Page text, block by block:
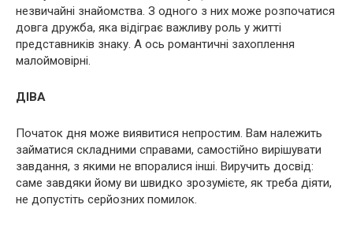
незвичайні знайомства. З одного з них може розпочатися
довга дружба, яка відіграє важливу роль у житті
представників знаку. А ось романтичні захоплення
малоймовірні.
ДІВА
Початок дня може виявитися непростим. Вам належить
займатися складними справами, самостійно вирішувати
завдання, з якими не впоралися інші. Виручить досвід:
саме завдяки йому ви швидко зрозумієте, як треба діяти,
не допустіть серйозних помилок.